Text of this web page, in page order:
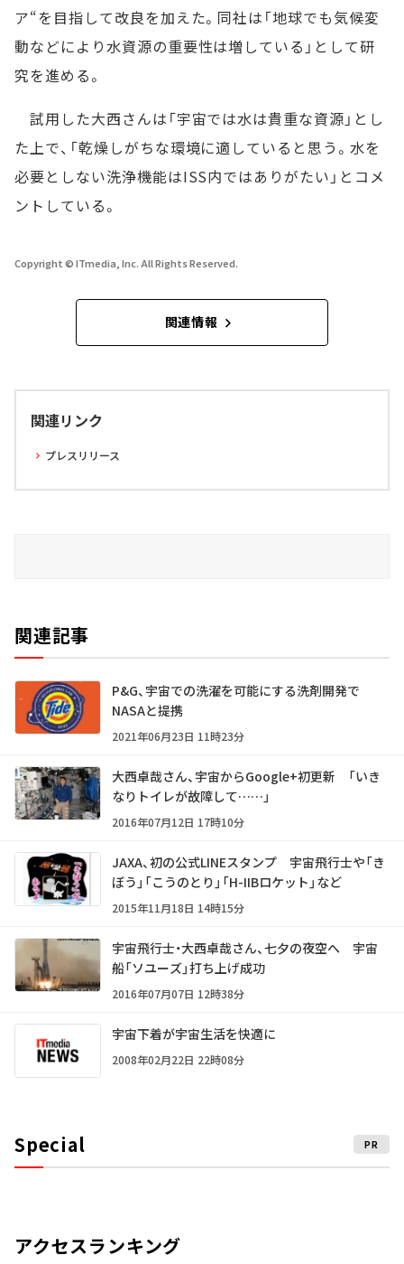
ア“を目指して改良を加えた。同社は「地球でも気候変
動などにより水資源の重要性は増している」として研
究を進める。
試用した大西さんは「宇宙では水は貴重な資源」とし
た上で、「乾燥しがちな環境に適していると思う。水を
必要としない洗浄機能はISS内ではありがたい」とコメ
ントしている。
Copyright © ITmedia, Inc. All Rights Reserved.
関連情報
関連リンク
プレスリリース
関連記事
P&G、宇宙での洗濯を可能にする洗剤開発で
NASAと提携
2021年06月23日 11時23分
大西卓哉さん、宇宙からGoogle+初更新 「いき
なりトイレが故障して……」
2016年07月12日 17時10分
JAXA、初の公式LINEスタンプ 宇宙飛行士や「き
ぼう」「こうのとり」「H-IIBロケット」など
2015年11月18日 14時15分
宇宙飛行士・大西卓哉さん、七夕の夜空へ 宇宙
船「ソユーズ」打ち上げ成功
2016年07月07日 12時38分
宇宙下着が宇宙生活を快適に
2008年02月22日 22時08分
Special PR
アクセスランキング